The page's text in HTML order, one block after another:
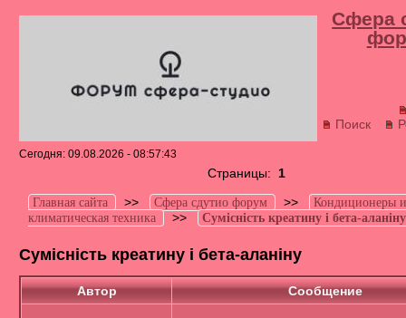
Сфера
Поиск
Сегодня: 09.08.2026 - 08:57:43
Страницы: 1
Главная сайта >> Сфера сдутио форум >>
Кондиционеры
климатическая техника
>> Сумісність креатину і бета-аланіну
Сумісність креатину і бета-аланіну
Автор Сообщение